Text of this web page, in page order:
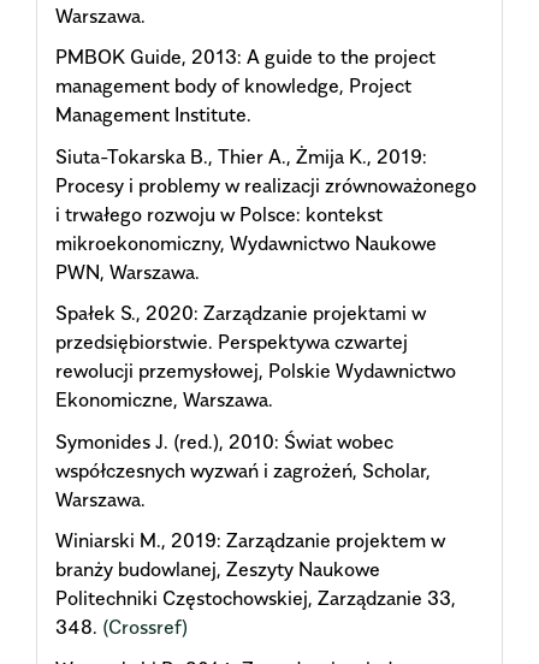
Warszawa.
PMBOK Guide, 2013: A guide to the project
management body of knowledge, Project
Management Institute.
Siuta-Tokarska B., Thier A., Żmija K., 2019:
Procesy i problemy w realizacji zrównoważonego
i trwałego rozwoju w Polsce: kontekst
mikroekonomiczny, Wydawnictwo Naukowe
PWN, Warszawa.
Spałek S., 2020: Zarządzanie projektami w
przedsiębiorstwie. Perspektywa czwartej
rewolucji przemysłowej, Polskie Wydawnictwo
Ekonomiczne, Warszawa.
Symonides J. (red.), 2010: Świat wobec
współczesnych wyzwań i zagrożeń, Scholar,
Warszawa.
Winiarski M., 2019: Zarządzanie projektem w
branży budowlanej, Zeszyty Naukowe
Politechniki Częstochowskiej, Zarządzanie 33,
348. (Crossref)